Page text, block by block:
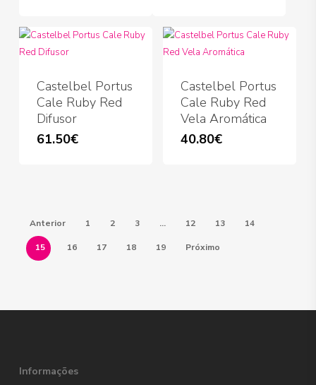
Castelbel Portus
Cale Ruby Red
Difusor
61.50€
Castelbel Portus
Cale Ruby Red
Vela Aromática
40.80€
Anterior 1 2 3 … 12 13 14
15 16 17 18 19 Próximo
Informações